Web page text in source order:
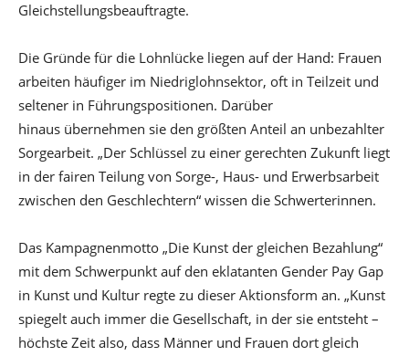
Gleichstellungsbeauftragte.
Die Gründe für die Lohnlücke liegen auf der Hand: Frauen
arbeiten häufiger im Niedriglohnsektor, oft in Teilzeit und
seltener in Führungspositionen. Darüber
hinaus übernehmen sie den größten Anteil an unbezahlter
Sorgearbeit. „Der Schlüssel zu einer gerechten Zukunft liegt
in der fairen Teilung von Sorge-, Haus- und Erwerbsarbeit
zwischen den Geschlechtern“ wissen die Schwerterinnen.
Das Kampagnenmotto „Die Kunst der gleichen Bezahlung“
mit dem Schwerpunkt auf den eklatanten Gender Pay Gap
in Kunst und Kultur regte zu dieser Aktionsform an. „Kunst
spiegelt auch immer die Gesellschaft, in der sie entsteht –
höchste Zeit also, dass Männer und Frauen dort gleich